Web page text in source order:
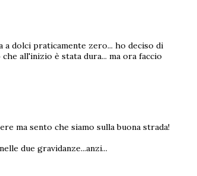
dolci praticamente zero... ho deciso di
all'inizio è stata dura... ma ora faccio
ma sento che siamo sulla buona strada!
due gravidanze...anzi...